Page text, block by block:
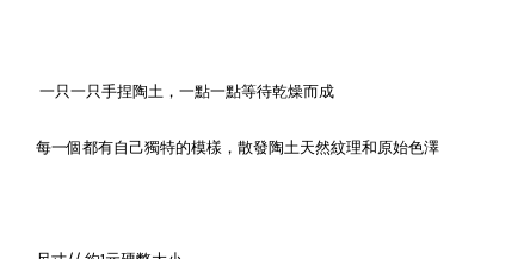
一只一只手捏陶土，一點一點等待乾燥而成
每一個都有自己獨特的模樣，散發陶土天然紋理和原始色澤